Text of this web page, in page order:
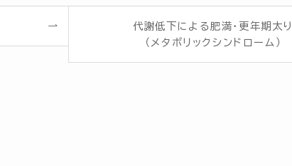
代謝低下による肥満・更年期太り
（メタボリックシンドローム）